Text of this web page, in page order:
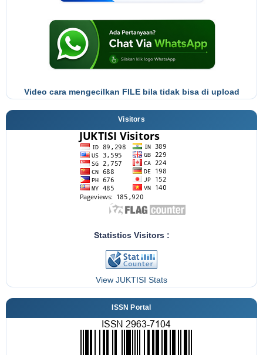
Video cara mengecilkan FILE bila tidak bisa di upload
Visitors
Statistics Visitors :
View JUKTISI Stats
ISSN Portal